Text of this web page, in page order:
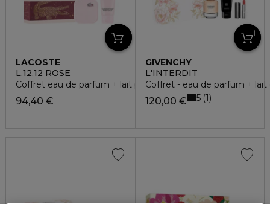
LACOSTE
L.12.12 ROSE
Coffret eau de parfum + lait pour le corps
94,40 €
GIVENCHY
L'INTERDIT
Coffret - eau de parfum +
120,00 € 5 1